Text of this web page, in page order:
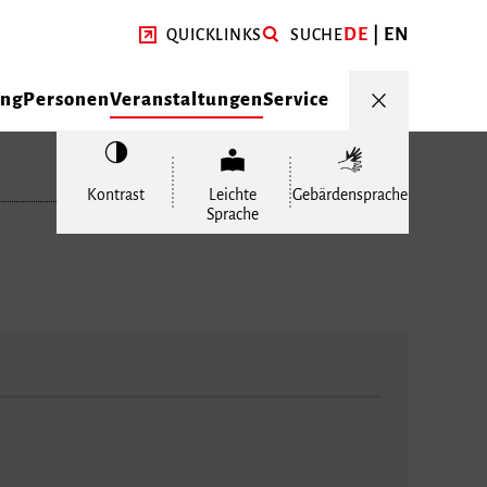
QUICKLINKS SUCHEDE EN
PersonenVeranstaltungenService
Kontrast
Leichte
Sprache
Gebärdensprache